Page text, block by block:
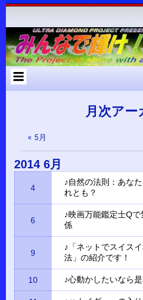
コ
ン
ツ
へ
ス
2
2
2
2
2
2
2
2
3
2
2
3
3
月次アー
« 5月
2014 6月
4
♪自然の法則：あな
れとも？
6
♪映画万能鑑定士Q
係
9
♪「ネットでスイス
法」の紹介です！
10 ♪心動かしたいなら